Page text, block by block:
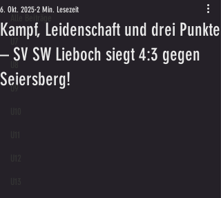
U8
U9
Kampf, Leidenschaft und drei Punkte
– SV SW Lieboch siegt 4:3 gegen
Seiersberg!
6. Okt. 2025 2 Min. Lesezeit